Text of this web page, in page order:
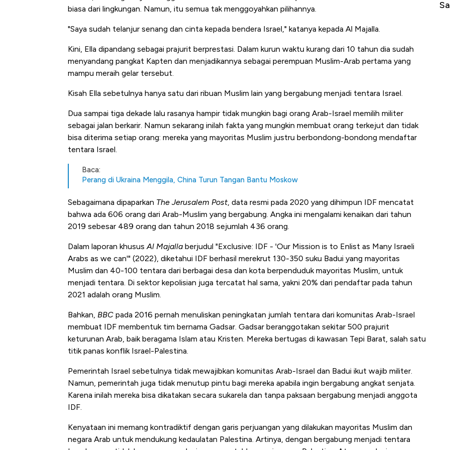
biasa dari lingkungan. Namun, itu semua tak menggoyahkan pilihannya.
"Saya sudah telanjur senang dan cinta kepada bendera Israel," katanya kepada Al Majalla.
Kini, Ella dipandang sebagai prajurit berprestasi. Dalam kurun waktu kurang dari 10 tahun dia sudah
menyandang pangkat Kapten dan menjadikannya sebagai perempuan Muslim-Arab pertama yang
mampu meraih gelar tersebut.
Kisah Ella sebetulnya hanya satu dari ribuan Muslim lain yang bergabung menjadi tentara Israel.
Dua sampai tiga dekade lalu rasanya hampir tidak mungkin bagi orang Arab-Israel memilih militer
sebagai jalan berkarir. Namun sekarang inilah fakta yang mungkin membuat orang terkejut dan tidak
bisa diterima setiap orang: mereka yang mayoritas Muslim justru berbondong-bondong mendaftar
tentara Israel.
Baca:
Perang di Ukraina Menggila, China Turun Tangan Bantu Moskow
Sebagaimana dipaparkan The Jerusalem Post, data resmi pada 2020 yang dihimpun IDF mencatat
bahwa ada 606 orang dari Arab-Muslim yang bergabung. Angka ini mengalami kenaikan dari tahun
2019 sebesar 489 orang dan tahun 2018 sejumlah 436 orang.
Dalam laporan khususAl Majalla berjudul "Exclusive: IDF - 'Our Mission is to Enlist as Many Israeli
Arabs as we can'" (2022), diketahui IDF berhasil merekrut 130-350 suku Badui yang mayoritas
Muslim dan 40-100 tentara dari berbagai desa dan kota berpenduduk mayoritas Muslim, untuk
menjadi tentara. Di sektor kepolisian juga tercatat hal sama, yakni 20% dari pendaftar pada tahun
2021 adalah orang Muslim.
Bahkan, BBC pada 2016 pernah menuliskan peningkatan jumlah tentara dari komunitas Arab-Israel
membuat IDF membentuk tim bernama Gadsar. Gadsar beranggotakan sekitar 500 prajurit
keturunan Arab, baik beragama Islam atau Kristen. Mereka bertugas di kawasan Tepi Barat, salah satu
titik panas konflik Israel-Palestina.
Pemerintah Israel sebetulnya tidak mewajibkan komunitas Arab-Israel dan Badui ikut wajib militer.
Namun, pemerintah juga tidak menutup pintu bagi mereka apabila ingin bergabung angkat senjata.
Karena inilah mereka bisa dikatakan secara sukarela dan tanpa paksaan bergabung menjadi anggota
IDF.
Kenyataan ini memang kontradiktif dengan garis perjuangan yang dilakukan mayoritas Muslim dan
negara Arab untuk mendukung kedaulatan Palestina. Artinya, dengan bergabung menjadi tentara
di Jaman Dulu
Sampai